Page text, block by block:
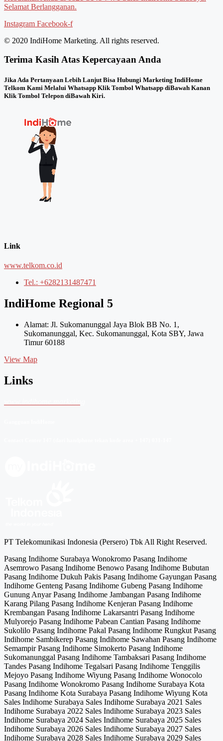
Selamat Berlangganan.
Instagram Facebook-f
© 2020 IndiHome Marketing. All rights reserved.
Terima Kasih Atas Kepercayaan Anda
Jika Ada Pertanyaan Lebih Lanjut Bisa Hubungi Marketing IndiHome
Telkom Kami Melalui Whatsapp Klik Tombol Whatsapp diBawah Kanan
Klik Tombol Telepon diBawah Kiri.
Link
www.telkom.co.id
Tel.: +6282131487471
IndiHome Regional 5
Alamat: Jl. Sukomanunggal Jaya Blok BB No. 1,
Sukomanunggal, Kec. Sukomanunggal, Kota SBY, Jawa
Timur 60188
View Map
Links
PT Telekomunikasi Indonesia (Persero) Tbk All Right Reserved.
Pasang Indihome Surabaya Wonokromo Pasang Indihome
Asemrowo Pasang Indihome Benowo Pasang Indihome Bubutan
Pasang Indihome Dukuh Pakis Pasang Indihome Gayungan Pasang
Indihome Genteng Pasang Indihome Gubeng Pasang Indihome
Gunung Anyar Pasang Indihome Jambangan Pasang Indihome
Karang Pilang Pasang Indihome Kenjeran Pasang Indihome
Krembangan Pasang Indihome Lakarsantri Pasang Indihome
Mulyorejo Pasang Indihome Pabean Cantian Pasang Indihome
Sukolilo Pasang Indihome Pakal Pasang Indihome Rungkut Pasang
Indihome Sambikerep Pasang Indihome Sawahan Pasang Indihome
Semampir Pasang Indihome Simokerto Pasang Indihome
Sukomanunggal Pasang Indihome Tambaksari Pasang Indihome
Tandes Pasang Indihome Tegalsari Pasang Indihome Tenggilis
Mejoyo Pasang Indihome Wiyung Pasang Indihome Wonocolo
Pasang Indihome Wonokromo Pasang Indihome Surabaya Kota
Pasang Indihome Kota Surabaya Pasang Indihome Wiyung Kota
Sales Indihome Surabaya Sales Indihome Surabaya 2021 Sales
Indihome Surabaya 2022 Sales Indihome Surabaya 2023 Sales
Indihome Surabaya 2024 Sales Indihome Surabaya 2025 Sales
Indihome Surabaya 2026 Sales Indihome Surabaya 2027 Sales
Indihome Surabaya 2028 Sales Indihome Surabaya 2029 Sales